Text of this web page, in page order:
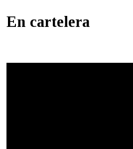
En cartelera